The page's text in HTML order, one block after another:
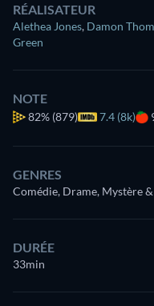
RÉALISATEUR
Alethea Jones, Damon
Green
NOTE
82% (879) 7.4 (8k)
GENRES
Comédie, Drame, Mystère
DURÉE
33min